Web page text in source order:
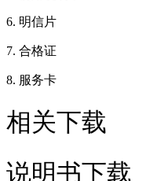
6. 明信片
7. 合格证
8. 服务卡
相关下载
说明书下载